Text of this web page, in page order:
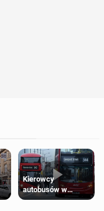
Kierowcy
autobusów w
Londynie